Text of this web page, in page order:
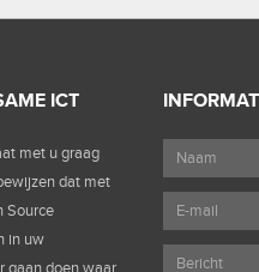
ICT
met u graag
dat met
Source
in uw
gaan doen waar